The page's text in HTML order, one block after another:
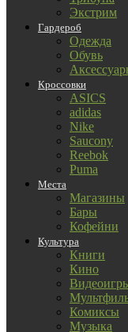
Экстрим
Гардероб
Одежда
Обувь
Кроссовки
ASICS
adidas
Nike
Saucony
Reebok
Puma
Места
Магазины
Бары
Кофейни
Культура
Книги
Кино
Комиксы
Музыка